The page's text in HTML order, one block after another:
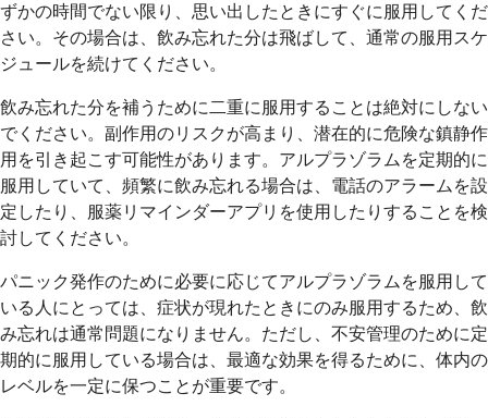
ずかの時間でない限り、思い出したときにすぐに服用してくだ
さい。その場合は、飲み忘れた分は飛ばして、通常の服用スケ
ジュールを続けてください。
飲み忘れた分を補うために二重に服用することは絶対にしない
でください。副作用のリスクが高まり、潜在的に危険な鎮静作
用を引き起こす可能性があります。アルプラゾラムを定期的に
服用していて、頻繁に飲み忘れる場合は、電話のアラームを設
定したり、服薬リマインダーアプリを使用したりすることを検
討してください。
パニック発作のために必要に応じてアルプラゾラムを服用して
いる人にとっては、症状が現れたときにのみ服用するため、飲
み忘れは通常問題になりません。ただし、不安管理のために定
期的に服用している場合は、最適な効果を得るために、体内の
レベルを一定に保つことが重要です。